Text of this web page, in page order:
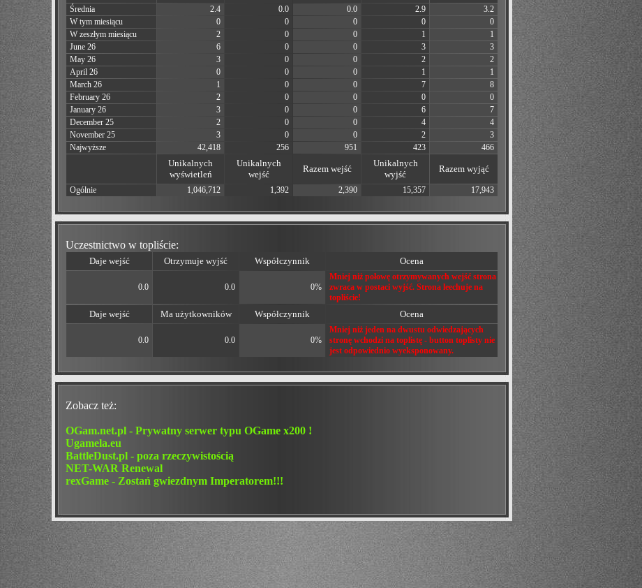
Średnia 2.4 0.0 0.0 2.9
3.2
W tym miesiącu
0 0 0 0
0
W zeszłym miesiącu
2 0 0 1
1
June 26
6 0 0 3
3
May 26
3 0 0 2
2
April 26
0 0 0 1
1
March 26
1 0 0 7
8
February 26
2 0 0 0
0
January 26
3 0 0 6
7
December 25
2 0 0 4
4
November 25
3 0 0 2
3
Najwyższe
42,418 256 951 423 466
Unikalnych
wyświetleń
Unikalnych
wejść
Razem wejść
Unikalnych
wyjść
Razem wyjąć
Ogólnie 1,046,712 1,392 2,390 15,357 17,943
Uczestnictwo w topliście:
Daje wejść Otrzymuje wyjść Współczynnik Ocena
0.0 0.0 0%
Mniej niż połowę otrzymywanych wejść strona
zwraca w postaci wyjść. Strona leechuje na
topliście!
Daje wejść Ma użytkowników Współczynnik Ocena
0.0 0.0 0%
Mniej niż jeden na dwustu odwiedzających
stronę wchodzi na toplistę - button toplisty nie
jest odpowiednio wyeksponowany.
Zobacz też:
OGam.net.pl - Prywatny serwer typu OGame x200 !
Ugamela.eu
BattleDust.pl - poza rzeczywistością
NET-WAR Renewal
rexGame - Zostań gwiezdnym Imperatorem!!!